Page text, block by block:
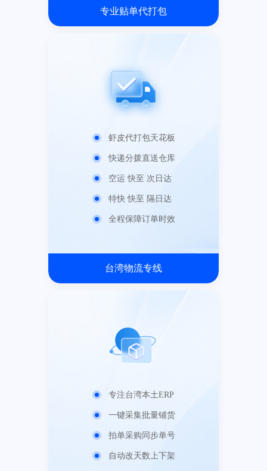
专业贴单代打包
虾皮代打包天花板
快递分拨直送仓库
空运 快至 次日达
特快 快至 隔日达
全程保障订单时效
台湾物流专线
专注台湾本土ERP
一键采集批量铺货
拍单采购同步单号
自动改天数上下架